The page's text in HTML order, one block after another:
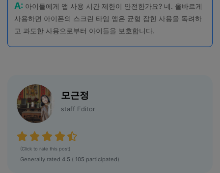
A: 아이들에게 앱 사용 시간 제한이 안전한가요? 네. 올바르게
사용하면 아이폰의 스크린 타임 앱은 균형 잡힌 사용을 독려하
고 과도한 사용으로부터 아이들을 보호합니다.
모근정
staff Editor
(Click to rate this post)
Generally rated 4.5 ( 105 participated)